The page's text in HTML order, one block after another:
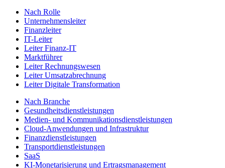
Nach Rolle
Unternehmensleiter
Finanzleiter
IT-Leiter
Leiter Finanz-IT
Marktführer
Leiter Rechnungswesen
Leiter Umsatzabrechnung
Leiter Digitale Transformation
Nach Branche
Gesundheitsdienstleistungen
Medien- und Kommunikationsdienstleistungen
Cloud-Anwendungen und Infrastruktur
Finanzdienstleistungen
Transportdienstleistungen
SaaS
KI-Monetarisierung und Ertragsmanagement